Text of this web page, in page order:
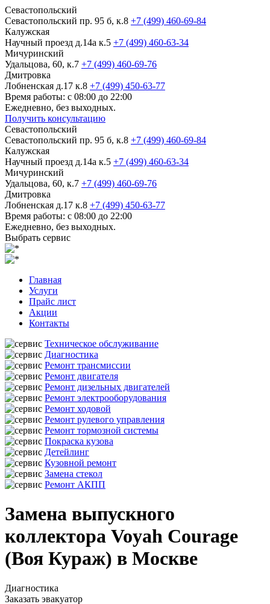
Севастопольский
Севастопольский пр. 95 б, к.8 +7 (499) 460-69-84
Калужская
Научный проезд д.14а к.5 +7 (499) 460-63-34
Мичуринский
Удальцова, 60, к.7 +7 (499) 460-69-76
Дмитровка
Лобненская д.17 к.8 +7 (499) 450-63-77
Время работы: с 08:00 до 22:00
Ежедневно, без выходных.
Получить консультацию
Севастопольский
Севастопольский пр. 95 б, к.8 +7 (499) 460-69-84
Калужская
Научный проезд д.14а к.5 +7 (499) 460-63-34
Мичуринский
Удальцова, 60, к.7 +7 (499) 460-69-76
Дмитровка
Лобненская д.17 к.8 +7 (499) 450-63-77
Время работы: с 08:00 до 22:00
Ежедневно, без выходных.
Выбрать сервис
Главная
Услуги
Прайс лист
Акции
Контакты
Техническое обслуживание
Диагностика
Ремонт трансмиссии
Ремонт двигателя
Ремонт дизельных двигателей
Ремонт электрооборудования
Ремонт ходовой
Ремонт рулевого управления
Ремонт тормозной системы
Покраска кузова
Детейлинг
Кузовной ремонт
Замена стекол
Ремонт АКПП
Замена выпускного
коллектора Voyah Courage
(Воя Кураж) в Москве
Диагностика
Заказать эвакуатор